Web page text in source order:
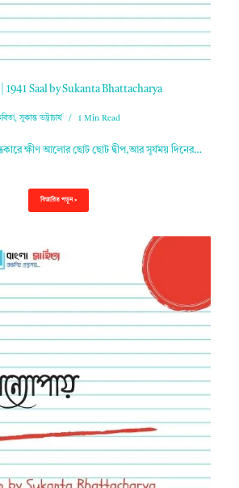
1941 Saal by Sukanta Bhattacharya
,সুকান্ত ভট্টাচার্য 1 Min Read
ক্ষীণ আলোর ছোট ছোট দ্বীপ,আর সূর্যময় দিনের…
বিস্তারিত পড়ুন »